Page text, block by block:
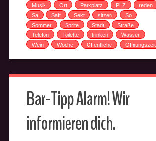
Musik
Ort Parkplatz PLZ
reden
Sa
Saft Sekt sitzen
So
Sommer
Sprite Stadt
Straße
Telefon
Toilette trinken
Wasser
Wein
Woche Öffentliche Öffnungszeit
Bar-Tipp Alarm! Wir
informieren dich.